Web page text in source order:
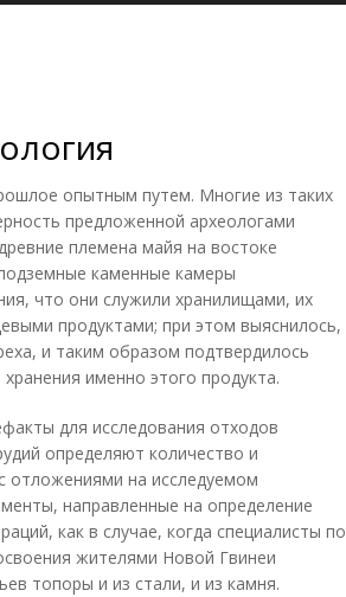
опытным путем. Многие из таких
предложенной археологами
племена майя на востоке
каменные камеры
что они служили хранилищами, их
продуктами; при этом выяснилось,
и таким образом подтвердилось
именно этого продукта.
для исследования отходов
определяют количество и
отложениями на исследуемом
направленные на определение
как в случае, когда специалисты по
жителями Новой Гвинеи
топоры и из стали, и из камня.